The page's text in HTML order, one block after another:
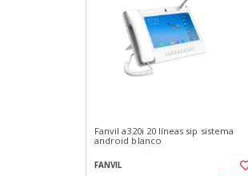
Fanvil a320i 20 líneas sip sistema
android blanco
FANVIL